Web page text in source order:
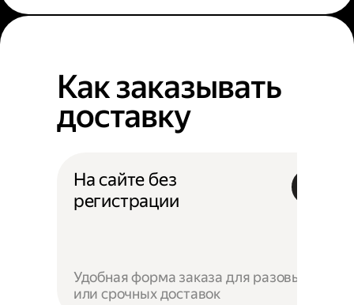
Как заказывать
доставку
На сайте без
регистрации
Удобная форма заказа для разовых
или срочных доставок